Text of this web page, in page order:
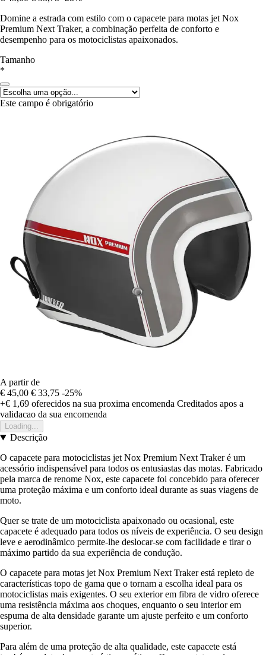
Domine a estrada com estilo com o capacete para motas jet Nox
Premium Next Traker, a combinação perfeita de conforto e
desempenho para os motociclistas apaixonados.
Tamanho
*
Este campo é obrigatório
A partir de
€ 45,00 € 33,75 -25%
+€ 1,69 oferecidos na sua proxima encomenda Creditados apos a
validacao da sua encomenda
Loading...
Descrição
O capacete para motociclistas jet Nox Premium Next Traker é um
acessório indispensável para todos os entusiastas das motas. Fabricado
pela marca de renome Nox, este capacete foi concebido para oferecer
uma proteção máxima e um conforto ideal durante as suas viagens de
moto.
Quer se trate de um motociclista apaixonado ou ocasional, este
capacete é adequado para todos os níveis de experiência. O seu design
leve e aerodinâmico permite-lhe deslocar-se com facilidade e tirar o
máximo partido da sua experiência de condução.
O capacete para motas jet Nox Premium Next Traker está repleto de
características topo de gama que o tornam a escolha ideal para os
motociclistas mais exigentes. O seu exterior em fibra de vidro oferece
uma resistência máxima aos choques, enquanto o seu interior em
espuma de alta densidade garante um ajuste perfeito e um conforto
superior.
Para além de uma proteção de alta qualidade, este capacete está